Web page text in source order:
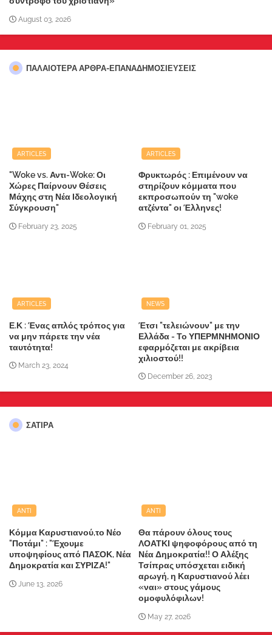
August 03, 2026
ΠΑΛΑΙΟΤΕΡΑ ΑΡΘΡΑ-ΕΠΑΝΑΔΗΜΟΣΙΕΥΣΕΙΣ
ARTICLES
"Woke vs. Αντι-Woke: Οι
Χώρες Παίρνουν Θέσεις
Μάχης στη Νέα Ιδεολογική
Σύγκρουση"
February 23, 2025
ARTICLES
Φρυκτωρός : Επιμένουν να
στηρίζουν κόμματα που
εκπροσωπούν τη "woke
ατζέντα" οι Έλληνες!
February 01, 2025
ARTICLES
Ε.Κ : Ένας απλός τρόπος για
να μην πάρετε την νέα
ταυτότητα!
March 23, 2024
NEWS
Έτσι "τελειώνουν" με την
Ελλάδα - Το ΥΠΕΡΜΝΗΜΟΝΙΟ
εφαρμόζεται με ακρίβεια
χιλιοστού!!
December 26, 2023
ΣΑΤΙΡΑ
ANTI
Κόμμα Καρυστιανού,το Νέο
"Ποτάμι" : "Έχουμε
υποψηφίους από ΠΑΣΟΚ, Νέα
Δημοκρατία και ΣΥΡΙΖΑ!"
June 13, 2026
ANTI
Θα πάρουν όλους τους
ΛΟΑΤΚΙ ψηφοφόρους από τη
Νέα Δημοκρατία!! Ο Αλέξης
Τσίπρας υπόσχεται ειδική
αρωγή, η Καρυστιανού λέει
«ναι» στους γάμους
ομοφυλόφιλων!
May 27, 2026